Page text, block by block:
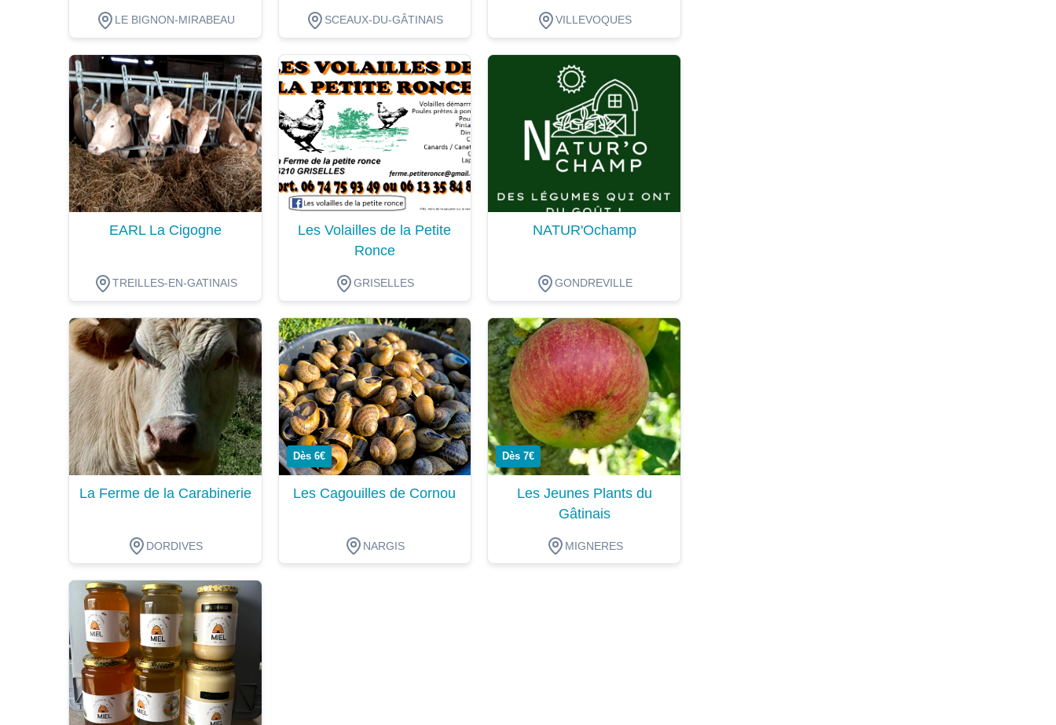
LE BIGNON-MIRABEAU
Dégustation
SCEAUX-DU-GÂTINAIS
Dégustation
VILLEVOQUES
Dégustation
EARL La Cigogne
TREILLES-EN-GATINAIS
Dégustation
Les Volailles de la Petite
Ronce
GRISELLES
Dégustation
NATUR'Ochamp
GONDREVILLE
Dégustation
La Ferme de la Carabinerie
DORDIVES
Dégustation
Dès 6€
Les Cagouilles de Cornou
NARGIS
Dès 7€
Les Jeunes Plants du
Gâtinais
MIGNERES